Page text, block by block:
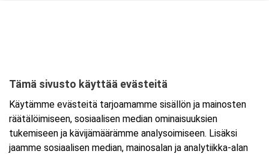
Tarkempi kartta ja ajo-ohjeet
Tämä sivusto käyttää evästeitä
Käytämme evästeitä tarjoamamme sisällön ja mainosten
räätälöimiseen, sosiaalisen median ominaisuuksien
tukemiseen ja kävijämäärämme analysoimiseen. Lisäksi
jaamme sosiaalisen median, mainosalan ja analytiikka-alan